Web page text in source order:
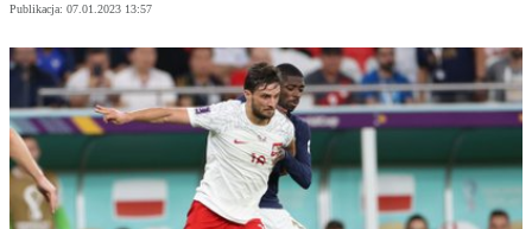
Publikacja: 07.01.2023 13:57